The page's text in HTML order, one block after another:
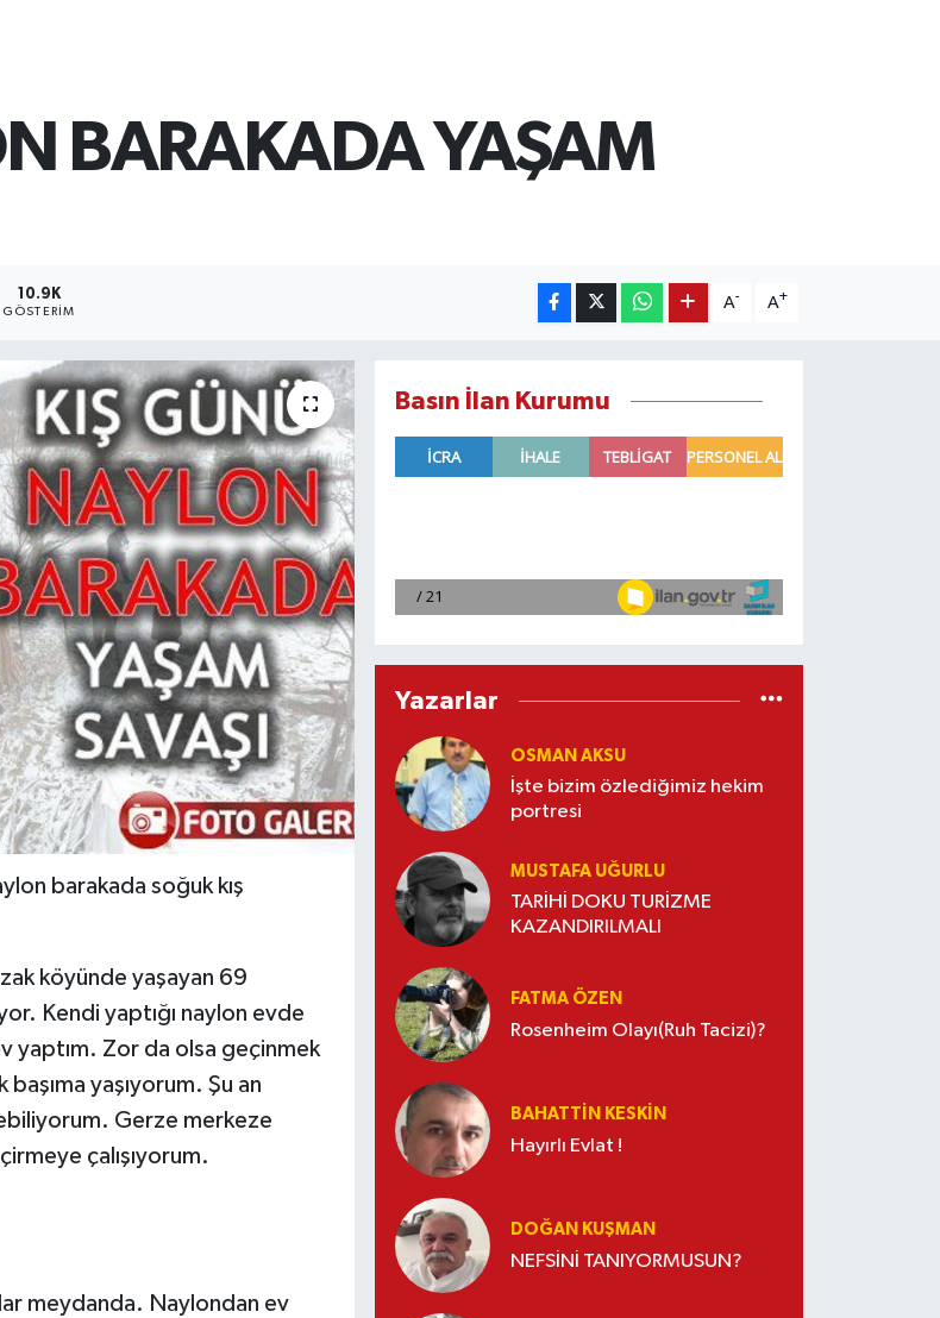
BARAKADA YAŞAM
10.9K
GÖSTERIM
A- A+
barakada soğuk kış
köyünde yaşayan 69
Kendi yaptığı naylon evde
yaptım. Zor da olsa geçinmek
yaşıyorum. Şu an
Gerze merkeze
çalışıyorum.
meydanda. Naylondan ev
Basın İlan Kurumu
Yazarlar
OSMAN AKSU
İşte bizim özlediğimiz hekim
portresi
MUSTAFA UĞURLU
TARİHİ DOKU TURİZME
KAZANDIRILMALI
FATMA ÖZEN
Rosenheim Olayı(Ruh Tacizi)?
BAHATTIN KESKİN
Hayırlı Evlat !
DOĞAN KUŞMAN
NEFSİNİ TANIYORMUSUN?